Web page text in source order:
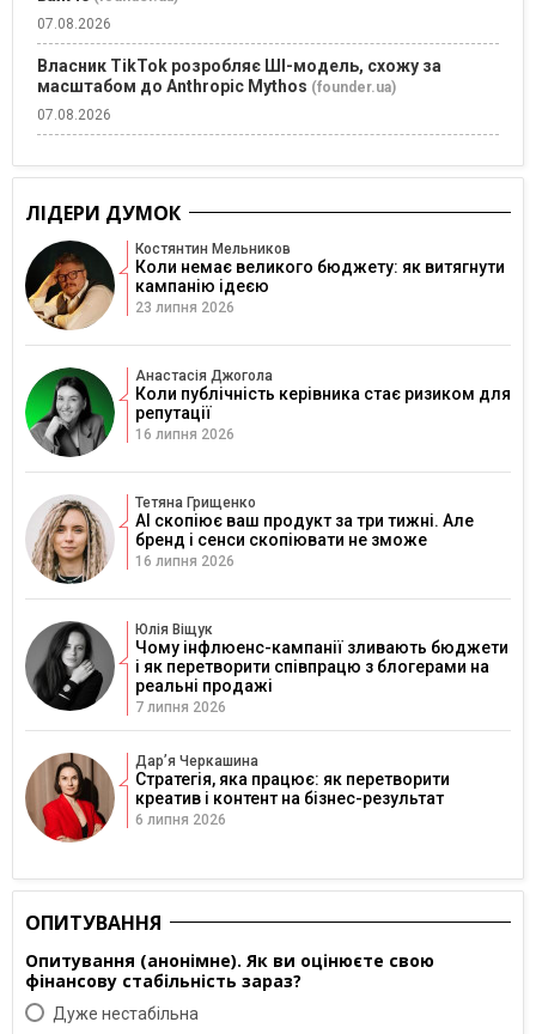
07.08.2026
Власник TikTok розробляє ШІ-модель, схожу за
масштабом до Anthropic Mythos (founder.ua)
07.08.2026
ЛІДЕРИ ДУМОК
Костянтин Мельников
Коли немає великого бюджету: як витягнути
кампанію ідеєю
23 липня 2026
Анастасія Джогола
Коли публічність керівника стає ризиком для
репутації
16 липня 2026
Тетяна Грищенко
AI скопіює ваш продукт за три тижні. Але
бренд і сенси скопіювати не зможе
16 липня 2026
Юлія Віщук
Чому інфлюенс-кампанії зливають бюджети
і як перетворити співпрацю з блогерами на
реальні продажі
7 липня 2026
Дарʼя Черкашина
Стратегія, яка працює: як перетворити
креатив і контент на бізнес-результат
6 липня 2026
ОПИТУВАННЯ
Опитування (анонімне). Як ви оцінюєте свою
фінансову стабільність зараз?
Дуже нестабільна